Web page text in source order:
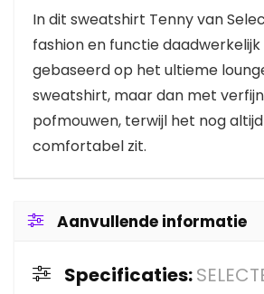
In dit sweatshirt Tenny van
fashion en functie daadwerkelijk
gebaseerd op het ultieme
sweatshirt, maar dan met
pofmouwen, terwijl het nog
comfortabel zit.
Aanvullende informatie
Specificaties: